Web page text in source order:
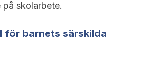
på skolarbete.
för barnets särskilda